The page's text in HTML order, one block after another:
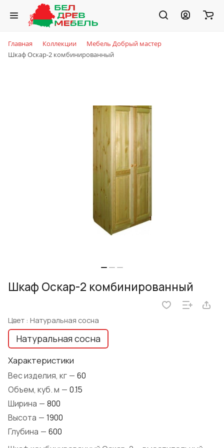
Главная Коллекции
Мебель Добрый мастер
Шкаф Оскар-2 комбинированный
Шкаф Оскар-2 комбинированный
Цвет : Натуральная сосна
Натуральная сосна
Характеристики
Вес изделия, кг — 60
Объем, куб. м — 0.15
Ширина — 800
Высота — 1900
Глубина — 600